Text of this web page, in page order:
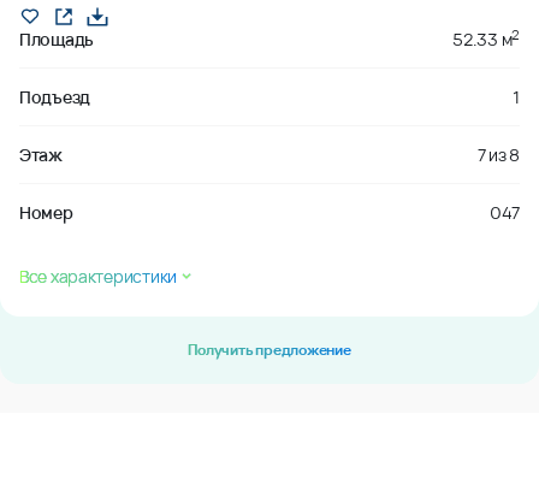
Площадь 52.33 м2
Подъезд 1
Этаж 7из8
Номер 047
Все характеристики
Получить предложение